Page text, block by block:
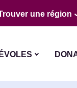
une région